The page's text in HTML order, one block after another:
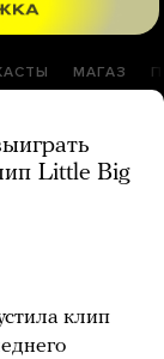
МАГАЗ
Little Big
клип